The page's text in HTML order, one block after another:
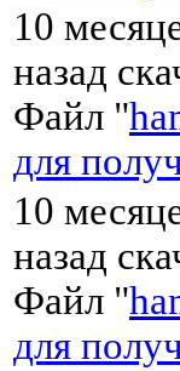
10
назад
Файл "
для
10
назад
Файл "
для